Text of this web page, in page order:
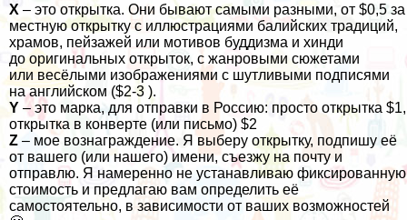
X – это открытка. Они бывают самыми разными, от $0,5 за
местную открытку с иллюстрациями балийских традиций,
храмов, пейзажей или мотивов буддизма и хинди
до оригинальных открыток, с жанровыми сюжетами
или весёлыми изображениями с шутливыми подписями
на английском ($2-3 ).
Y – это марка, для отправки в Россию: просто открытка $1,
открытка в конверте (или письмо) $2
Z – мое вознаграждение. Я выберу открытку, подпишу её
от вашего (или нашего) имени, съезжу на почту и
отправлю. Я намеренно не устанавливаю фиксированную
стоимость и предлагаю вам определить её
самостоятельно, в зависимости от ваших возможностей